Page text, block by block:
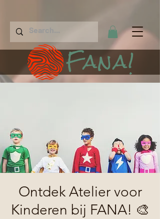
Fana!
Ontdek Atelier voor
Kinderen bij FANA! 🎨